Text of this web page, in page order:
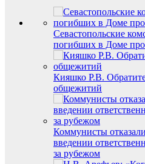
Севастопольские
погибших в Доме
Кияшко Р.В.
общежитий
Коммунисты
введении
за рубежом